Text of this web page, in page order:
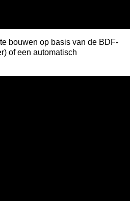
bouwen op basis van de BDF-
of een automatisch